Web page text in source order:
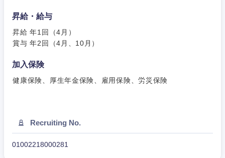
昇給・給与
昇給 年1回（4月）
賞与 年2回（4月、10月）
加入保険
健康保険、厚生年金保険、雇用保険、労災保険
Recruiting No.
01002218000281
石川県
山梨県